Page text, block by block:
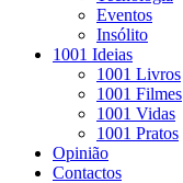
Eventos
Insólito
1001 Ideias
1001 Livros
1001 Filmes
1001 Vidas
1001 Pratos
Opinião
Contactos